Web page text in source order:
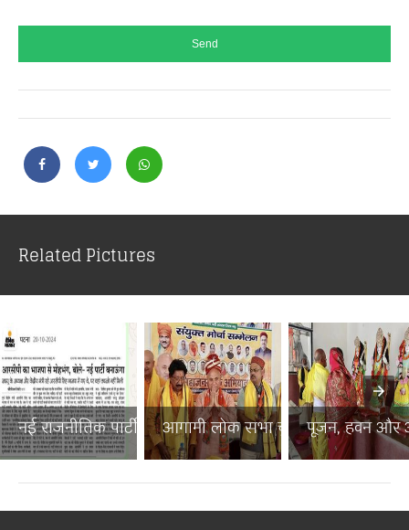
Related Pictures
नई राजनीतिक पार्टी से बिहा...आगामी लोक सभा चुनाव में ब...पूजन, हवन और